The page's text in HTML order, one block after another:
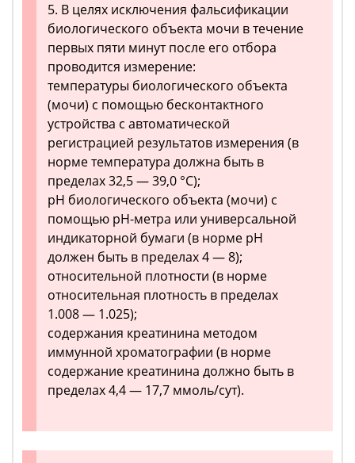
5. В целях исключения фальсификации
биологического объекта мочи в течение
первых пяти минут после его отбора
проводится измерение:
температуры биологического объекта
(мочи) с помощью бесконтактного
устройства с автоматической
регистрацией результатов измерения (в
норме температура должна быть в
пределах 32,5 — 39,0 °C);
pH биологического объекта (мочи) с
помощью pH-метра или универсальной
индикаторной бумаги (в норме pH
должен быть в пределах 4 — 8);
относительной плотности (в норме
относительная плотность в пределах
1.008 — 1.025);
содержания креатинина методом
иммунной хроматографии (в норме
содержание креатинина должно быть в
пределах 4,4 — 17,7 ммоль/сут).